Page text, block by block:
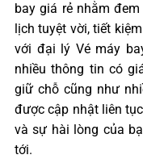
bay giá rẻ nhằm
lịch tuyệt vời, tiết
với đại lý Vé máy
nhiều thông tin có
giữ chỗ cũng như
được cập nhật liên
và sự hài lòng của
tới.